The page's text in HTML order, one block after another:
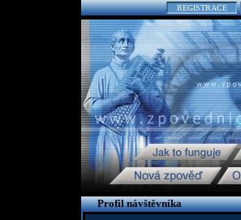
REGISTRACE
Profil návštěvníka